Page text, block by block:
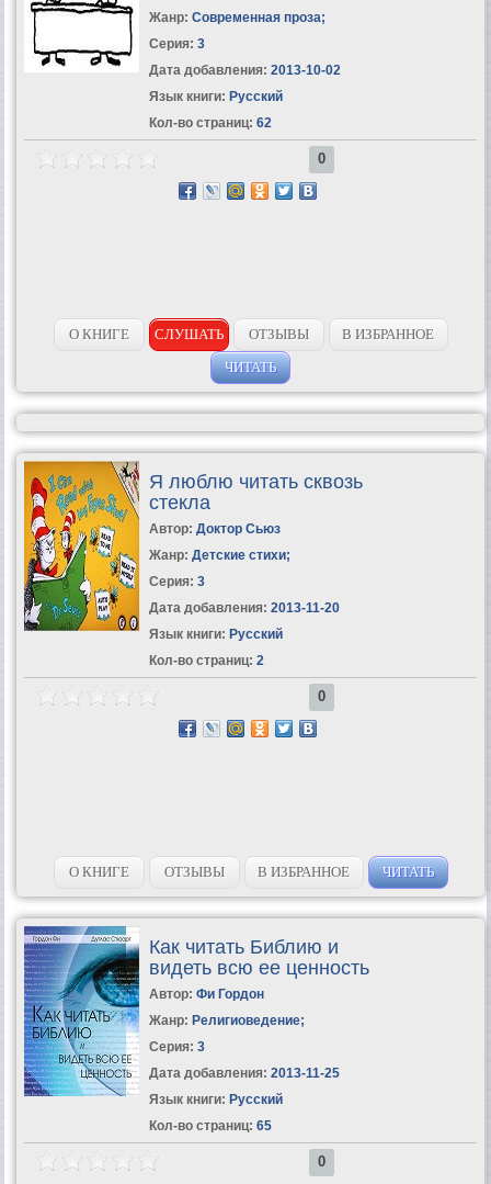
Жанр: Современная проза;
Серия: 3
Дата добавления: 2013-10-02
Язык книги: Русский
Кол-во страниц: 62
0
О КНИГЕ СЛУШАТЬ ОТЗЫВЫ
В ИЗБРАННОЕ
ЧИТАТЬ
Я люблю читать сквозь
стекла
Автор: Доктор Сьюз
Жанр: Детские стихи;
Серия: 3
Дата добавления: 2013-11-20
Язык книги: Русский
Кол-во страниц: 2
0
О КНИГЕ ОТЗЫВЫ В ИЗБРАННОЕ ЧИТАТЬ
Как читать Библию и
видеть всю ее ценность
Автор: Фи Гордон
Жанр: Религиоведение;
Серия: 3
Дата добавления: 2013-11-25
Язык книги: Русский
Кол-во страниц: 65
0